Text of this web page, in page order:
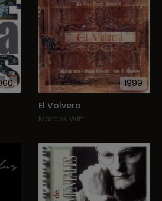
1999
El Volvera
Marcos Witt